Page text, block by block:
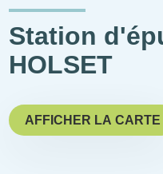
Station
HOLSET
AFFICHER LA CARTE